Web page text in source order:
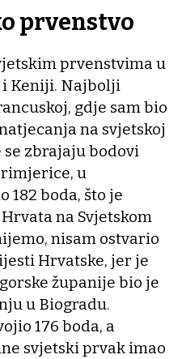
prvenstvo
prvenstvima u
i Keniji. Najbolji
gdje sam bio
na svjetskoj
zbrajaju bodovi
u
182 boda, što je
na Svjetskom
nisam ostvario
Hrvatske, jer je
županije bio je
u Biogradu.
176 boda, a
svjetski prvak imao